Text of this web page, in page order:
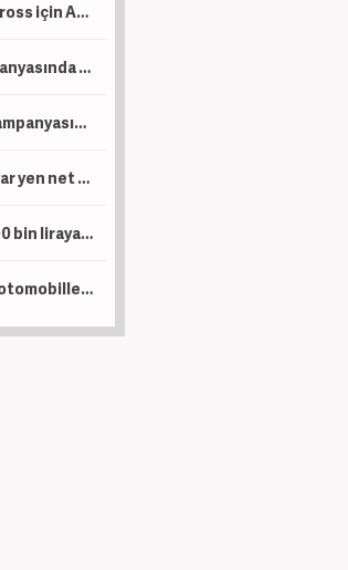
Suzuki Vitara ve S-Cross için Ağustos hamlesi: Sıfır faizli finansman ve takas desteği
OPEL Ağustos kampanyasında ticari araçlara sıfır faizli 1 Milyon TL kredi tanımladı
Peugeot Ağustos kampanyasında sıfır faiz ve 1 Milyon TL kredi dönemini başlattı
Nissan'dan 3,76 milyar yen net kar
10 bin liralık ihmal 200 bin liraya patlıyor: Uzun yola çıkacak sürücüler dikkat!
Türkiye'nin en ucuz otomobilleri belli oldu: Marka marka o liste...